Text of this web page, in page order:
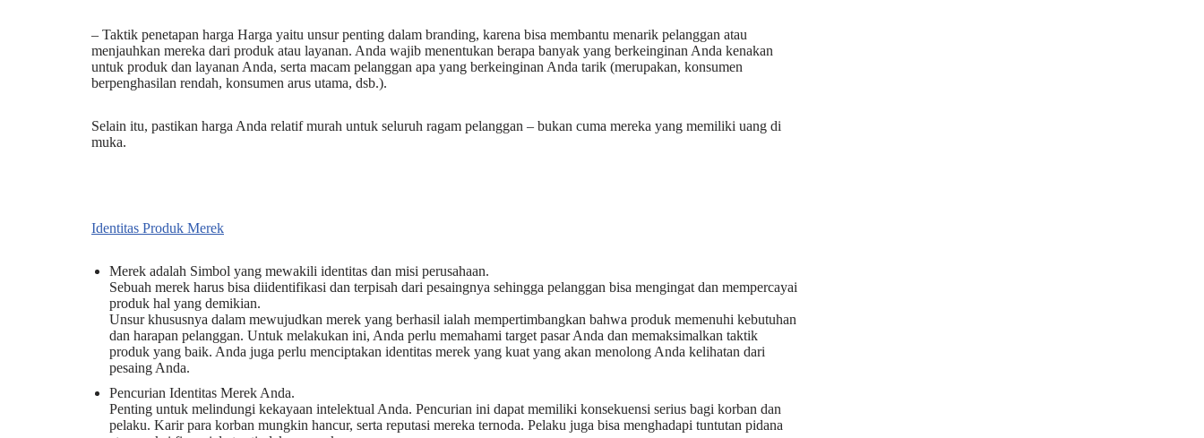
– Taktik penetapan harga Harga yaitu unsur penting dalam branding, karena bisa membantu menarik pelanggan atau
menjauhkan mereka dari produk atau layanan. Anda wajib menentukan berapa banyak yang berkeinginan Anda kenakan
untuk produk dan layanan Anda, serta macam pelanggan apa yang berkeinginan Anda tarik (merupakan, konsumen
berpenghasilan rendah, konsumen arus utama, dsb.).
Selain itu, pastikan harga Anda relatif murah untuk seluruh ragam pelanggan – bukan cuma mereka yang memiliki uang di
muka.
Identitas Produk Merek
Merek adalah Simbol yang mewakili identitas dan misi perusahaan.
Sebuah merek harus bisa diidentifikasi dan terpisah dari pesaingnya sehingga pelanggan bisa mengingat dan mempercayai
produk hal yang demikian.
Unsur khususnya dalam mewujudkan merek yang berhasil ialah mempertimbangkan bahwa produk memenuhi kebutuhan
dan harapan pelanggan. Untuk melakukan ini, Anda perlu memahami target pasar Anda dan memaksimalkan taktik
produk yang baik. Anda juga perlu menciptakan identitas merek yang kuat yang akan menolong Anda kelihatan dari
pesaing Anda.
Pencurian Identitas Merek Anda.
Penting untuk melindungi kekayaan intelektual Anda. Pencurian ini dapat memiliki konsekuensi serius bagi korban dan
pelaku. Karir para korban mungkin hancur, serta reputasi mereka ternoda. Pelaku juga bisa menghadapi tuntutan pidana